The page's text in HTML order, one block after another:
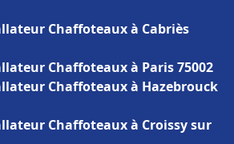
Chaffoteaux à Cabriès
Chaffoteaux à Paris 75002
Chaffoteaux à Hazebrouck
Chaffoteaux à Croissy sur